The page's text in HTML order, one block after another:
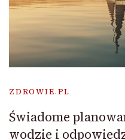
ZDROWIE.PL
Świadome
wodzie i